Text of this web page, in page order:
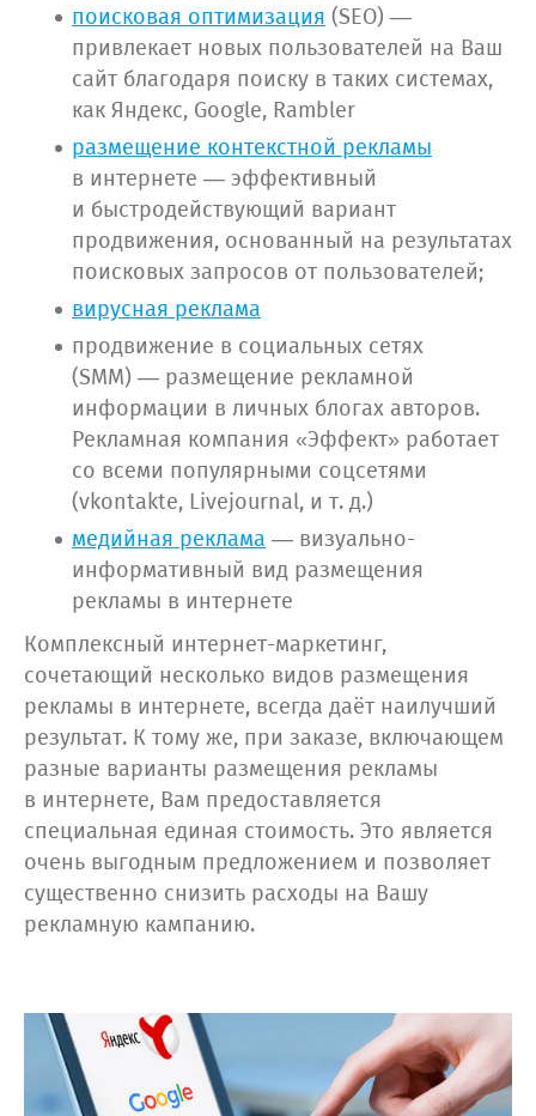
поисковая оптимизация(SEO) —
привлекает новых пользователей на Ваш
сайт благодаря поиску в таких системах,
как Яндекс, Google, Rambler
размещение контекстной рекламы
в интернете — эффективный
и быстродействующий вариант
продвижения, основанный на результатах
поисковых запросов от пользователей;
вирусная реклама
продвижение в социальных сетях
(SMM) — размещение рекламной
информации в личных блогах авторов.
Рекламная компания «Эффект» работает
со всеми популярными соцсетями
(vkontakte, Livejournal, и т. д.)
медийная реклама— визуально-
информативный вид размещения
рекламы в интернете
Комплексный интернет-маркетинг,
сочетающий несколько видов размещения
рекламы в интернете, всегда даёт наилучший
результат. К тому же, при заказе, включающем
разные варианты размещения рекламы
в интернете, Вам предоставляется
специальная единая стоимость. Это является
очень выгодным предложением и позволяет
существенно снизить расходы на Вашу
рекламную кампанию.